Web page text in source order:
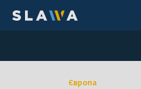
Європа